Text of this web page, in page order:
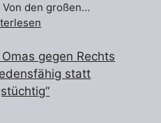
Von den großen…